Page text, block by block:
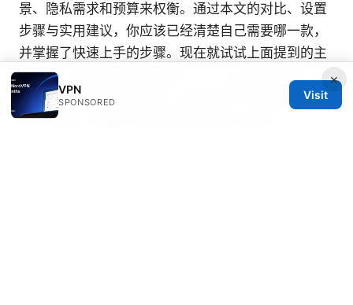
景、隐私需求和预算来权衡。通过本文的对比、设置
步骤与实用建议，你应该已经清楚自己需要哪一款，
并掌握了快速上手的步骤。现在就试试上面提到的主
流选项，找出最适合你的那一个，让上网更安全、更
多自由。继续关注本频道，我们会持续带来最新的
VPN评测、实用教程以及隐私保护的小技巧。
×
VPN
SPONSORED
Visit